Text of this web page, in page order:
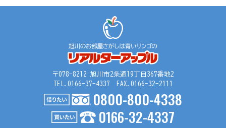
〒078-8212 旭川市2条通19丁目367番地2
TEL.0166-37-4337 FAX.0166-32-2111
0800-800-4338
0166-32-4337